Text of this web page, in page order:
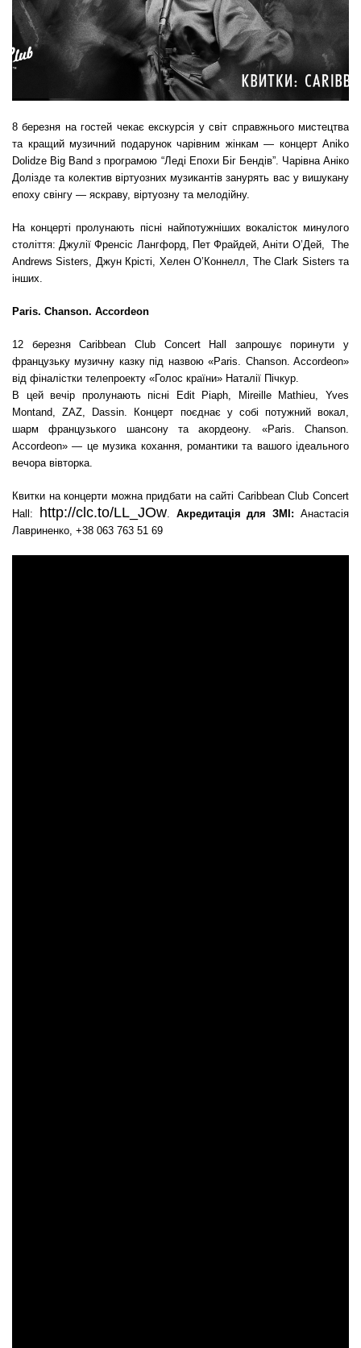
8 березня на гостей чекає екскурсія у світ справжнього мистецтва
та кращий музичний подарунок чарівним жінкам — концерт Aniko
Dolidze Big Band з програмою “Леді Епохи Біг Бендів”. Чарівна Аніко
Долізде та колектив віртуозних музикантів занурять вас у вишукану
епоху свінгу — яскраву, віртуозну та мелодійну.
На концерті пролунають пісні найпотужніших вокалісток минулого
століття: Джулії Френсіс Лангфорд, Пет Фрайдей, Аніти О’Дей, The
Andrews Sisters, Джун Крісті, Хелен О’Коннелл, The Clark Sisters та
інших.
Paris. Chanson. Accordeon
12 березня Caribbean Club Concert Hall запрошує поринути у
французьку музичну казку під назвою «Paris. Chanson. Accordeon»
від фіналістки телепроекту «Голос країни» Наталії Пічкур.
В цей вечір пролунають пісні Edit Piaph, Mireille Mathieu, Yves
Montand, ZAZ, Dassin. Концерт поєднає у собі потужний вокал,
шарм французького шансону та акордеону. «Paris. Chanson.
Accordeon» — це музика кохання, романтики та вашого ідеального
вечора вівторка.
Квитки на концерти можна придбати на сайті Caribbean Club Concert
Hall:
http://clc.to/LL_JOw. Акредитація для ЗМІ:Анастасія
Лавриненко, +38 063 763 51 69